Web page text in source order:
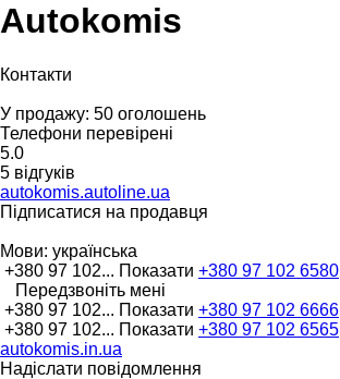
Autokomis
Контакти
У продажу: 50 оголошень
Телефони перевірені
5.0
5 відгуків
autokomis.autoline.ua
Підписатися на продавця
Мови: українська
+380 97 102... Показати +380 97 102 6580
Передзвоніть мені
+380 97 102... Показати +380 97 102 6666
+380 97 102... Показати +380 97 102 6565
autokomis.in.ua
Надіслати повідомлення